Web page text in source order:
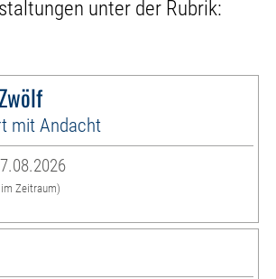
unter der Rubrik:
mit Andacht
Zeitraum)